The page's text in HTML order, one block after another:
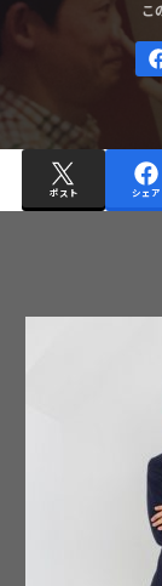
ポスト シェア